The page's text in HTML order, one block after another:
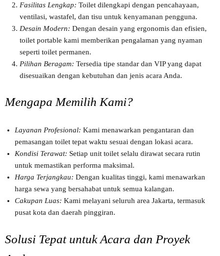
Fasilitas Lengkap: Toilet dilengkapi dengan pencahayaan,
ventilasi, wastafel, dan tisu untuk kenyamanan pengguna.
Desain Modern: Dengan desain yang ergonomis dan efisien,
toilet portable kami memberikan pengalaman yang nyaman
seperti toilet permanen.
Pilihan Beragam: Tersedia tipe standar dan VIP yang dapat
disesuaikan dengan kebutuhan dan jenis acara Anda.
Mengapa Memilih Kami?
Layanan Profesional: Kami menawarkan pengantaran dan
pemasangan toilet tepat waktu sesuai dengan lokasi acara.
Kondisi Terawat: Setiap unit toilet selalu dirawat secara rutin
untuk memastikan performa maksimal.
Harga Terjangkau: Dengan kualitas tinggi, kami menawarkan
harga sewa yang bersahabat untuk semua kalangan.
Cakupan Luas: Kami melayani seluruh area Jakarta, termasuk
pusat kota dan daerah pinggiran.
Solusi Tepat untuk Acara dan Proyek